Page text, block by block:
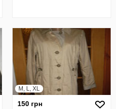
M, L, XL
150 грн